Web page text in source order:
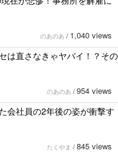
のあのあ / 1,040 views
は直さなきゃヤバイ！？その
のあのあ / 954 views
会社員の2年後の姿が衝撃す
たくやま / 845 views